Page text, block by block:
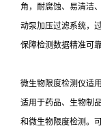
角，耐腐蚀、易清洁
动泵加压过滤系统，
保障检测数据精准可
微生物限度检测仪适
适用于药品、生物制
和微生物限度检测。